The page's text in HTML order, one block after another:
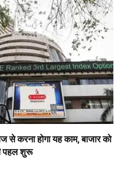
करना होगा यह काम, बाजार को
पहल शुरू